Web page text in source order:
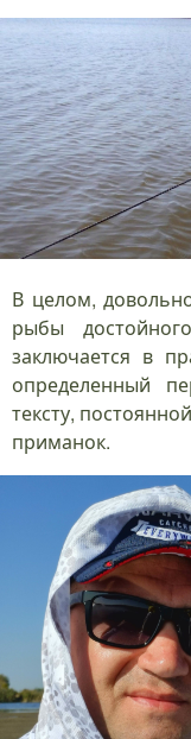
В целом,
рыбы
заключается в
определенный
тексту,
приманок.